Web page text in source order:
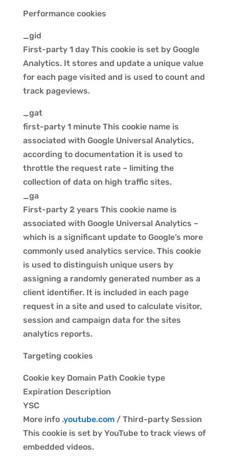
Performance cookies
_gid
First-party 1 day This cookie is set by Google
Analytics. It stores and update a unique value
for each page visited and is used to count and
track pageviews.
_gat
first-party 1 minute This cookie name is
associated with Google Universal Analytics,
according to documentation it is used to
throttle the request rate – limiting the
collection of data on high traffic sites.
_ga
First-party 2 years This cookie name is
associated with Google Universal Analytics –
which is a significant update to Google’s more
commonly used analytics service. This cookie
is used to distinguish unique users by
assigning a randomly generated number as a
client identifier. It is included in each page
request in a site and used to calculate visitor,
session and campaign data for the sites
analytics reports.
Targeting cookies
Cookie key Domain Path Cookie type
Expiration Description
YSC
More info .youtube.com/ Third-party Session
This cookie is set by YouTube to track views of
embedded videos.